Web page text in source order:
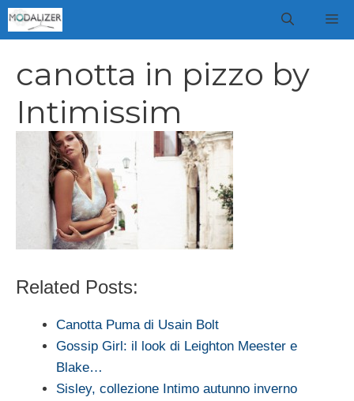
Vai
al
canotta in pizzo by
Intimissim
Related Posts:
Canotta Puma di Usain Bolt
Gossip Girl: il look di Leighton Meester e
Blake…
Sisley, collezione Intimo autunno inverno